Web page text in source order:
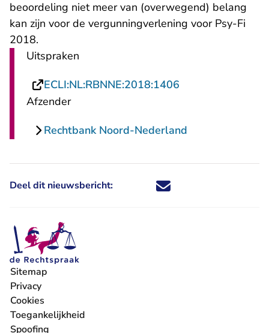
beoordeling niet meer van (overwegend) belang
kan zijn voor de vergunningverlening voor Psy-Fi
2018.
Uitspraken
ECLI:NL:RBNNE:2018:1406
Afzender
Rechtbank Noord-Nederland
Deel dit nieuwsbericht: Deel dit nieuwsbericht via X -
Deel dit nieuwsbericht via
Deel dit nieuwsbericht
Deel dit
Sitemap
Privacy
Cookies
Toegankelijkheid
Spoofing